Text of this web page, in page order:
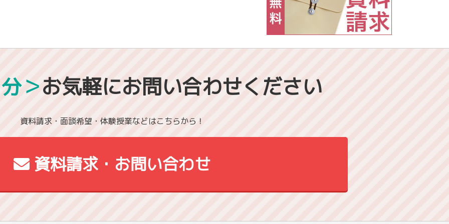
＞お気軽にお問い合わせください
資料請求・面談希望・体験授業などはこちらから！
資料請求・お問い合わせ